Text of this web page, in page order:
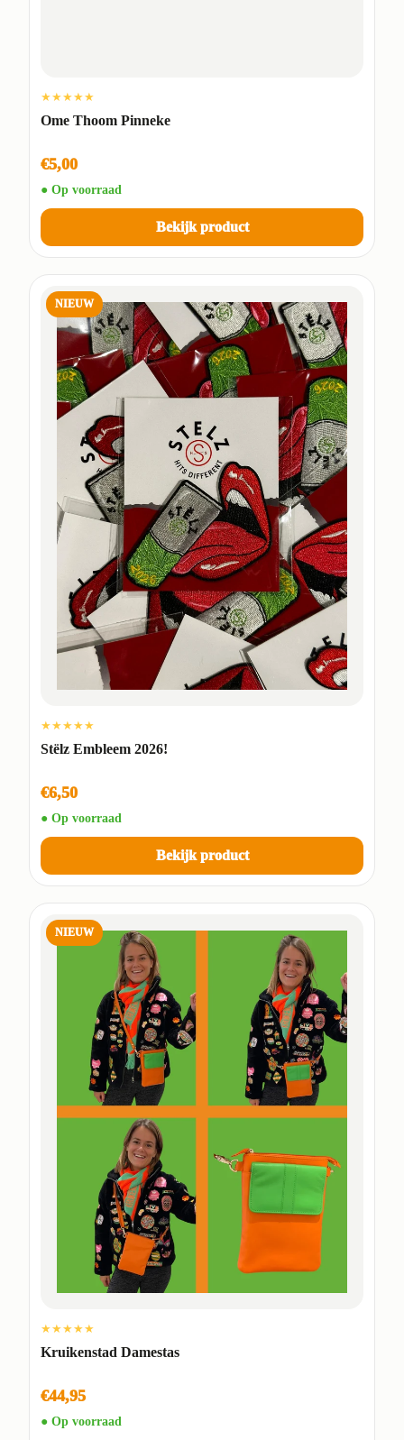
★★★★★
Ome Thoom Pinneke
€5,00
● Op voorraad
Bekijk product
NIEUW
★★★★★
Stëlz Embleem 2026!
€6,50
● Op voorraad
Bekijk product
NIEUW
★★★★★
Kruikenstad Damestas
€44,95
● Op voorraad